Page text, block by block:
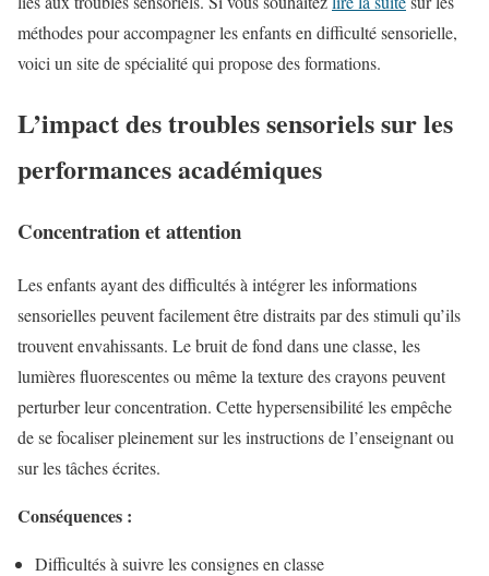
méthodes pour accompagner les enfants en difficulté sensorielle,
voici un site de spécialité qui propose des formations.
L’impact des troubles sensoriels sur les
performances académiques
Concentration et attention
Les enfants ayant des difficultés à intégrer les informations
sensorielles peuvent facilement être distraits par des stimuli qu’ils
trouvent envahissants. Le bruit de fond dans une classe, les
lumières fluorescentes ou même la texture des crayons peuvent
perturber leur concentration. Cette hypersensibilité les empêche
de se focaliser pleinement sur les instructions de l’enseignant ou
sur les tâches écrites.
Conséquences :
Difficultés à suivre les consignes en classe